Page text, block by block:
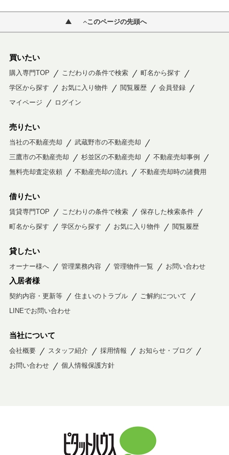
このページの先頭へ
買いたい
購入専門TOP こだわりの条件で検索
町名から探す
学区から探す
お気に入り物件 閲覧履歴
会員登録
マイページ
ログイン
売りたい
当社の不動産売却
武蔵野市の不動産売却
三鷹市の不動産売却
杉並区の不動産売却
不動産売却事例
無料売却査定依頼
不動産売却の流れ 不動産売却時の諸費用
借りたい
賃貸専門TOP こだわりの条件で検索
保存した検索条件
町名から探す
学区から探す お気に入り物件 閲覧履歴
貸したい
オーナー様へ 管理業務内容 管理物件一覧 お問い合わせ
入居者様
契約内容・更新等 住まいのトラブル
ご解約について
LINEでお問い合わせ
当社について
会社概要 スタッフ紹介 採用情報
お知らせ・ブログ
お問い合わせ
個人情報保護方針